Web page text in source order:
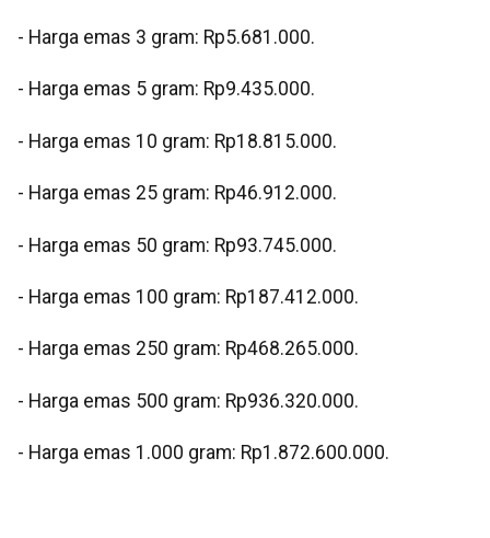
‎- ⁠Harga emas 3 gram: Rp5.681.000.
‎- ⁠Harga emas 5 gram: Rp9.435.000.
‎- ⁠Harga emas 10 gram: Rp18.815.000.
‎- Harga emas 25 gram: Rp46.912.000.
‎- ⁠Harga emas 50 gram: Rp93.745.000.
‎- ⁠Harga emas 100 gram: Rp187.412.000.
‎- ⁠Harga emas 250 gram: Rp468.265.000.
‎- ⁠Harga emas 500 gram: Rp936.320.000.
‎- ⁠Harga emas 1.000 gram: Rp1.872.600.000.